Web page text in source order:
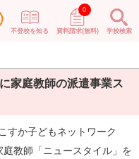
不登校を知る 資料請求(無料)
0
学校検索
家庭教師の派遣事業ス
すか子どもネットワーク
庭教師「ニュースタイル」を